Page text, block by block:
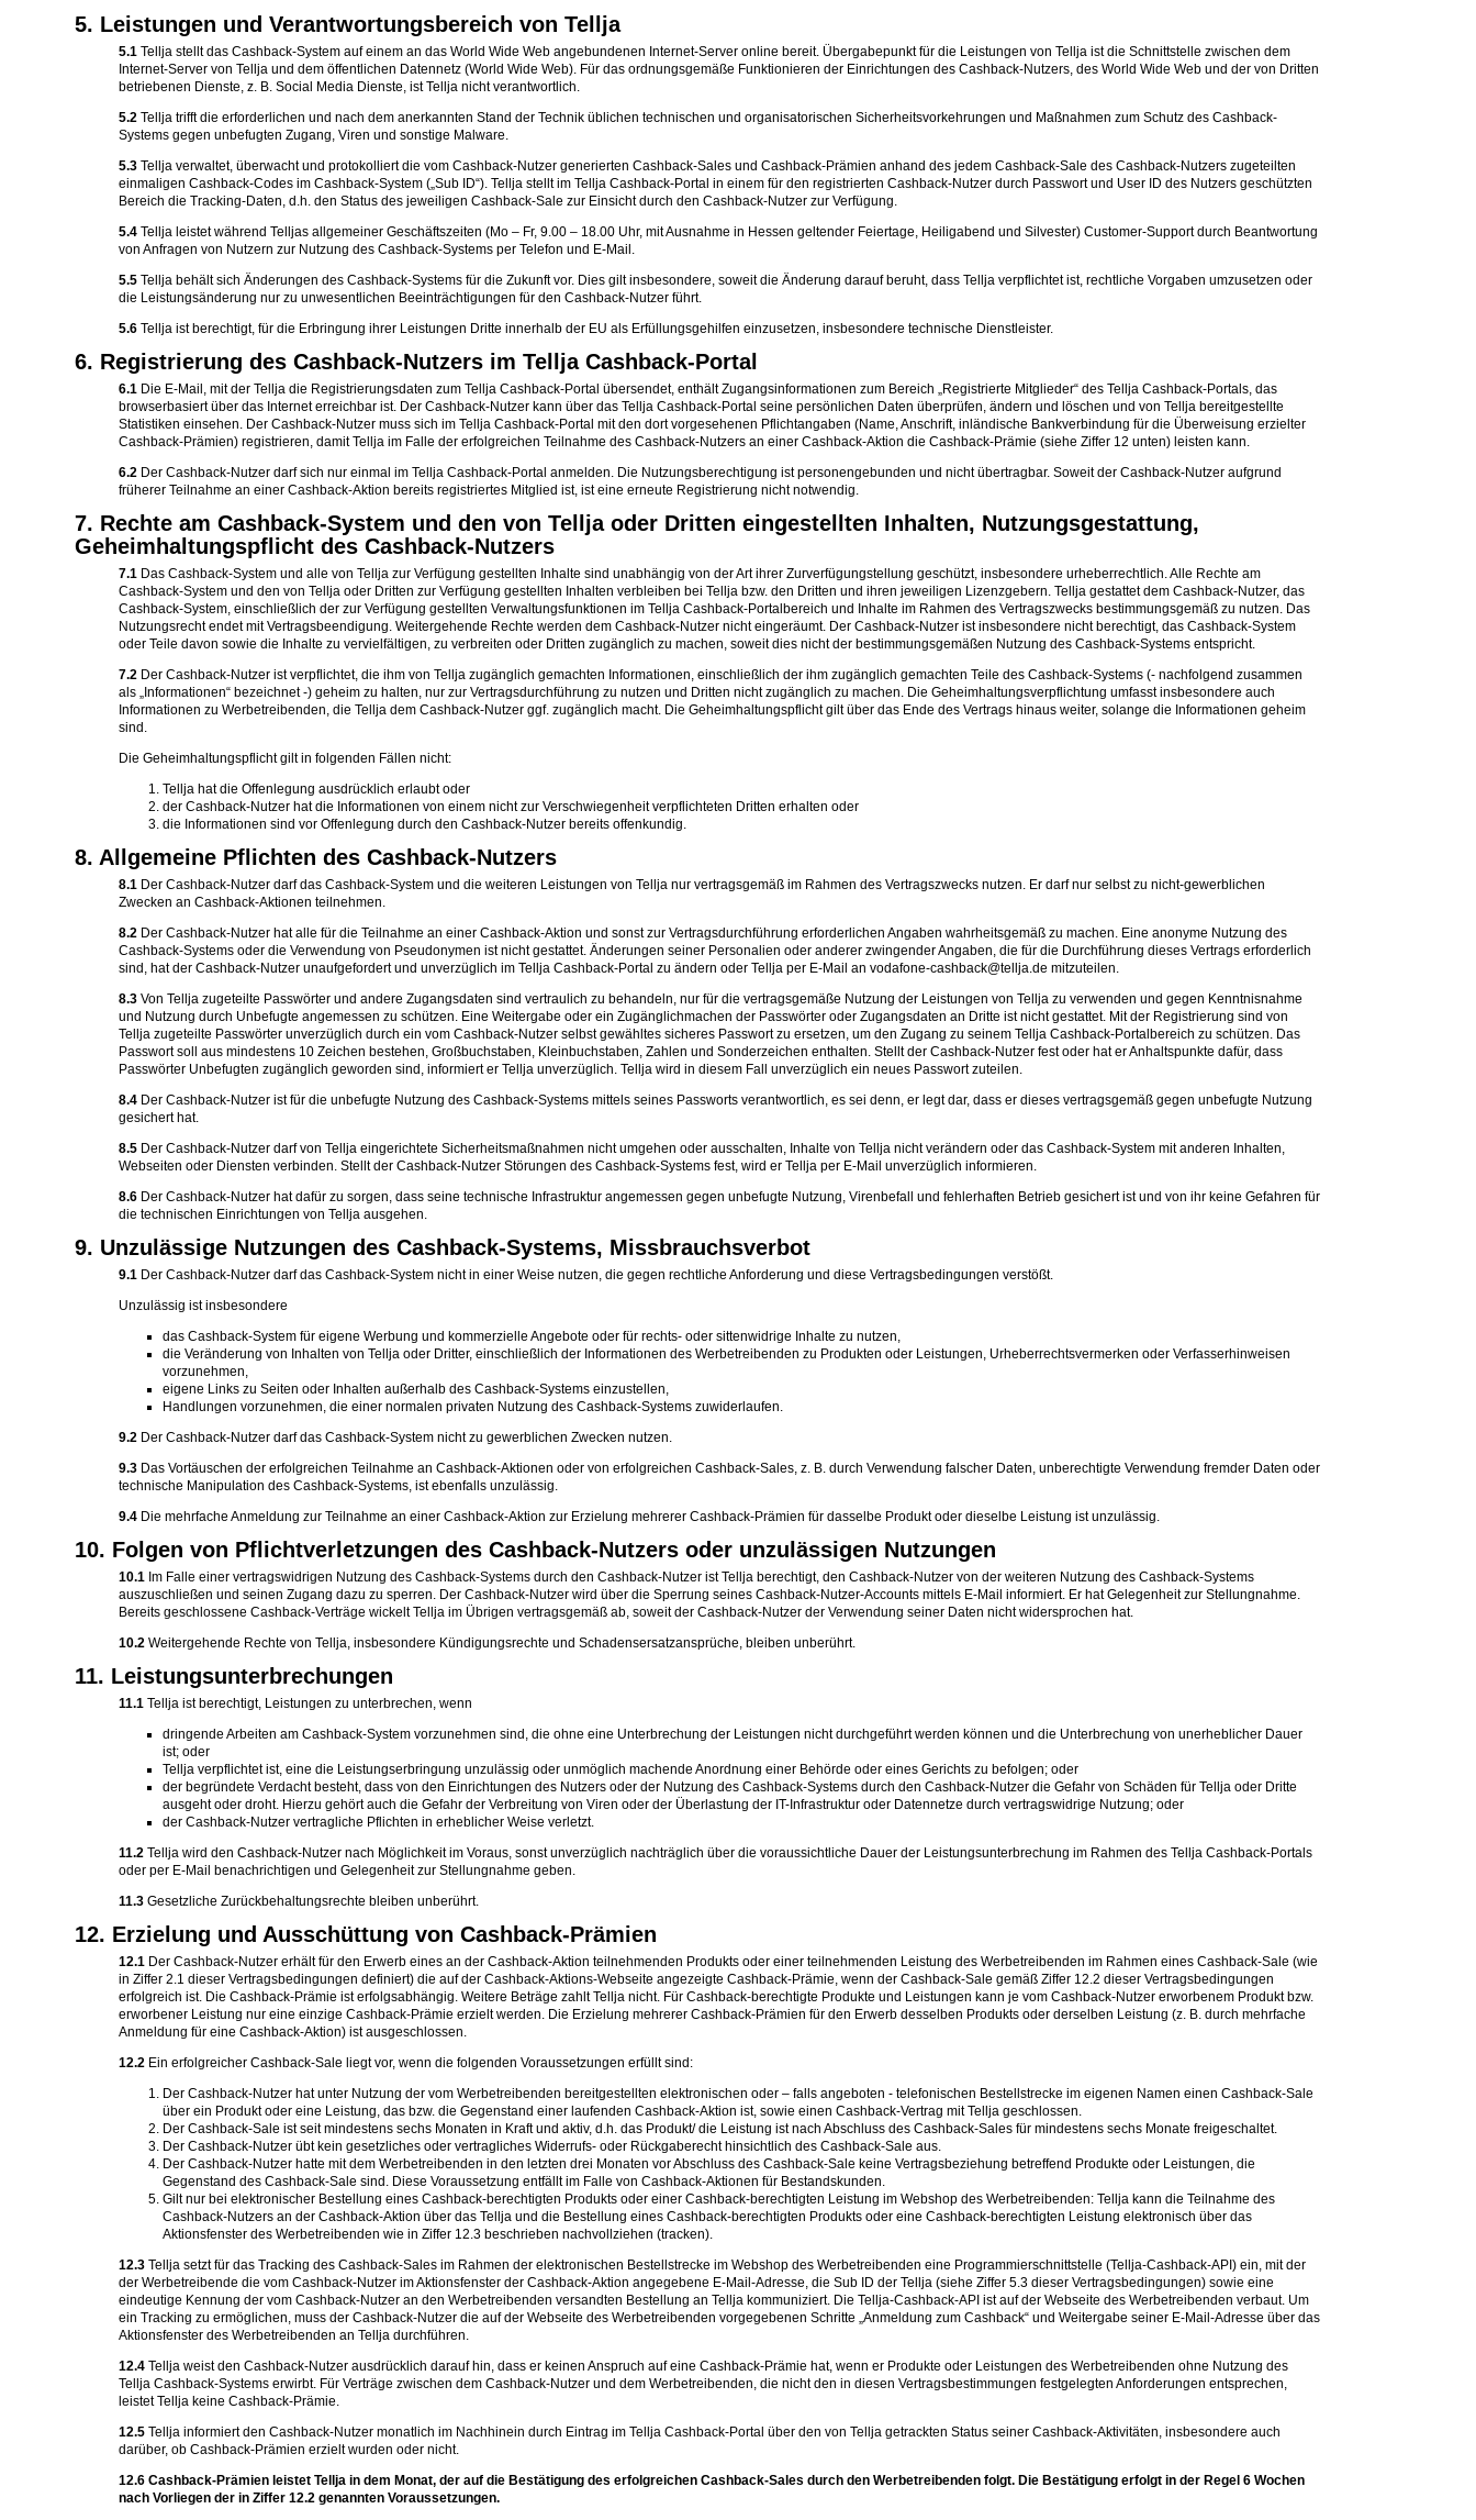
5. Leistungen und Verantwortungsbereich von Tellja
5.1 Tellja stellt das Cashback-System auf einem an das World Wide Web angebundenen Internet-Server online bereit. Übergabepunkt für die Leistungen von Tellja ist die Schnittstelle zwischen dem
Internet-Server von Tellja und dem öffentlichen Datennetz (World Wide Web). Für das ordnungsgemäße Funktionieren der Einrichtungen des Cashback-Nutzers, des World Wide Web und der von Dritten
betriebenen Dienste, z. B. Social Media Dienste, ist Tellja nicht verantwortlich.
5.2 Tellja trifft die erforderlichen und nach dem anerkannten Stand der Technik üblichen technischen und organisatorischen Sicherheitsvorkehrungen und Maßnahmen zum Schutz des Cashback-
Systems gegen unbefugten Zugang, Viren und sonstige Malware.
5.3 Tellja verwaltet, überwacht und protokolliert die vom Cashback-Nutzer generierten Cashback-Sales und Cashback-Prämien anhand des jedem Cashback-Sale des Cashback-Nutzers zugeteilten
einmaligen Cashback-Codes im Cashback-System („Sub ID“). Tellja stellt im Tellja Cashback-Portal in einem für den registrierten Cashback-Nutzer durch Passwort und User ID des Nutzers geschützten
Bereich die Tracking-Daten, d.h. den Status des jeweiligen Cashback-Sale zur Einsicht durch den Cashback-Nutzer zur Verfügung.
5.4 Tellja leistet während Telljas allgemeiner Geschäftszeiten (Mo – Fr, 9.00 – 18.00 Uhr, mit Ausnahme in Hessen geltender Feiertage, Heiligabend und Silvester) Customer-Support durch Beantwortung
von Anfragen von Nutzern zur Nutzung des Cashback-Systems per Telefon und E-Mail.
5.5 Tellja behält sich Änderungen des Cashback-Systems für die Zukunft vor. Dies gilt insbesondere, soweit die Änderung darauf beruht, dass Tellja verpflichtet ist, rechtliche Vorgaben umzusetzen oder
die Leistungsänderung nur zu unwesentlichen Beeinträchtigungen für den Cashback-Nutzer führt.
5.6 Tellja ist berechtigt, für die Erbringung ihrer Leistungen Dritte innerhalb der EU als Erfüllungsgehilfen einzusetzen, insbesondere technische Dienstleister.
6. Registrierung des Cashback-Nutzers im Tellja Cashback-Portal
6.1 Die E-Mail, mit der Tellja die Registrierungsdaten zum Tellja Cashback-Portal übersendet, enthält Zugangsinformationen zum Bereich „Registrierte Mitglieder“ des Tellja Cashback-Portals, das
browserbasiert über das Internet erreichbar ist. Der Cashback-Nutzer kann über das Tellja Cashback-Portal seine persönlichen Daten überprüfen, ändern und löschen und von Tellja bereitgestellte
Statistiken einsehen. Der Cashback-Nutzer muss sich im Tellja Cashback-Portal mit den dort vorgesehenen Pflichtangaben (Name, Anschrift, inländische Bankverbindung für die Überweisung erzielter
Cashback-Prämien) registrieren, damit Tellja im Falle der erfolgreichen Teilnahme des Cashback-Nutzers an einer Cashback-Aktion die Cashback-Prämie (siehe Ziffer 12 unten) leisten kann.
6.2 Der Cashback-Nutzer darf sich nur einmal im Tellja Cashback-Portal anmelden. Die Nutzungsberechtigung ist personengebunden und nicht übertragbar. Soweit der Cashback-Nutzer aufgrund
früherer Teilnahme an einer Cashback-Aktion bereits registriertes Mitglied ist, ist eine erneute Registrierung nicht notwendig.
7. Rechte am Cashback-System und den von Tellja oder Dritten eingestellten Inhalten, Nutzungsgestattung,
Geheimhaltungspflicht des Cashback-Nutzers
7.1 Das Cashback-System und alle von Tellja zur Verfügung gestellten Inhalte sind unabhängig von der Art ihrer Zurverfügungstellung geschützt, insbesondere urheberrechtlich. Alle Rechte am
Cashback-System und den von Tellja oder Dritten zur Verfügung gestellten Inhalten verbleiben bei Tellja bzw. den Dritten und ihren jeweiligen Lizenzgebern. Tellja gestattet dem Cashback-Nutzer, das
Cashback-System, einschließlich der zur Verfügung gestellten Verwaltungsfunktionen im Tellja Cashback-Portalbereich und Inhalte im Rahmen des Vertragszwecks bestimmungsgemäß zu nutzen. Das
Nutzungsrecht endet mit Vertragsbeendigung. Weitergehende Rechte werden dem Cashback-Nutzer nicht eingeräumt. Der Cashback-Nutzer ist insbesondere nicht berechtigt, das Cashback-System
oder Teile davon sowie die Inhalte zu vervielfältigen, zu verbreiten oder Dritten zugänglich zu machen, soweit dies nicht der bestimmungsgemäßen Nutzung des Cashback-Systems entspricht.
7.2 Der Cashback-Nutzer ist verpflichtet, die ihm von Tellja zugänglich gemachten Informationen, einschließlich der ihm zugänglich gemachten Teile des Cashback-Systems (- nachfolgend zusammen
als „Informationen“ bezeichnet -) geheim zu halten, nur zur Vertragsdurchführung zu nutzen und Dritten nicht zugänglich zu machen. Die Geheimhaltungsverpflichtung umfasst insbesondere auch
Informationen zu Werbetreibenden, die Tellja dem Cashback-Nutzer ggf. zugänglich macht. Die Geheimhaltungspflicht gilt über das Ende des Vertrags hinaus weiter, solange die Informationen geheim
sind.
Die Geheimhaltungspflicht gilt in folgenden Fällen nicht:
Tellja hat die Offenlegung ausdrücklich erlaubt oder
der Cashback-Nutzer hat die Informationen von einem nicht zur Verschwiegenheit verpflichteten Dritten erhalten oder
die Informationen sind vor Offenlegung durch den Cashback-Nutzer bereits offenkundig.
8. Allgemeine Pflichten des Cashback-Nutzers
8.1 Der Cashback-Nutzer darf das Cashback-System und die weiteren Leistungen von Tellja nur vertragsgemäß im Rahmen des Vertragszwecks nutzen. Er darf nur selbst zu nicht-gewerblichen
Zwecken an Cashback-Aktionen teilnehmen.
8.2 Der Cashback-Nutzer hat alle für die Teilnahme an einer Cashback-Aktion und sonst zur Vertragsdurchführung erforderlichen Angaben wahrheitsgemäß zu machen. Eine anonyme Nutzung des
Cashback-Systems oder die Verwendung von Pseudonymen ist nicht gestattet. Änderungen seiner Personalien oder anderer zwingender Angaben, die für die Durchführung dieses Vertrags erforderlich
sind, hat der Cashback-Nutzer unaufgefordert und unverzüglich im Tellja Cashback-Portal zu ändern oder Tellja per E-Mail an vodafone-cashback@tellja.de mitzuteilen.
8.3 Von Tellja zugeteilte Passwörter und andere Zugangsdaten sind vertraulich zu behandeln, nur für die vertragsgemäße Nutzung der Leistungen von Tellja zu verwenden und gegen Kenntnisnahme
und Nutzung durch Unbefugte angemessen zu schützen. Eine Weitergabe oder ein Zugänglichmachen der Passwörter oder Zugangsdaten an Dritte ist nicht gestattet. Mit der Registrierung sind von
Tellja zugeteilte Passwörter unverzüglich durch ein vom Cashback-Nutzer selbst gewähltes sicheres Passwort zu ersetzen, um den Zugang zu seinem Tellja Cashback-Portalbereich zu schützen. Das
Passwort soll aus mindestens 10 Zeichen bestehen, Großbuchstaben, Kleinbuchstaben, Zahlen und Sonderzeichen enthalten. Stellt der Cashback-Nutzer fest oder hat er Anhaltspunkte dafür, dass
Passwörter Unbefugten zugänglich geworden sind, informiert er Tellja unverzüglich. Tellja wird in diesem Fall unverzüglich ein neues Passwort zuteilen.
8.4 Der Cashback-Nutzer ist für die unbefugte Nutzung des Cashback-Systems mittels seines Passworts verantwortlich, es sei denn, er legt dar, dass er dieses vertragsgemäß gegen unbefugte Nutzung
gesichert hat.
8.5 Der Cashback-Nutzer darf von Tellja eingerichtete Sicherheitsmaßnahmen nicht umgehen oder ausschalten, Inhalte von Tellja nicht verändern oder das Cashback-System mit anderen Inhalten,
Webseiten oder Diensten verbinden. Stellt der Cashback-Nutzer Störungen des Cashback-Systems fest, wird er Tellja per E-Mail unverzüglich informieren.
8.6 Der Cashback-Nutzer hat dafür zu sorgen, dass seine technische Infrastruktur angemessen gegen unbefugte Nutzung, Virenbefall und fehlerhaften Betrieb gesichert ist und von ihr keine Gefahren für
die technischen Einrichtungen von Tellja ausgehen.
9. Unzulässige Nutzungen des Cashback-Systems, Missbrauchsverbot
9.1 Der Cashback-Nutzer darf das Cashback-System nicht in einer Weise nutzen, die gegen rechtliche Anforderung und diese Vertragsbedingungen verstößt.
Unzulässig ist insbesondere
das Cashback-System für eigene Werbung und kommerzielle Angebote oder für rechts- oder sittenwidrige Inhalte zu nutzen,
die Veränderung von Inhalten von Tellja oder Dritter, einschließlich der Informationen des Werbetreibenden zu Produkten oder Leistungen, Urheberrechtsvermerken oder Verfasserhinweisen
vorzunehmen,
eigene Links zu Seiten oder Inhalten außerhalb des Cashback-Systems einzustellen,
Handlungen vorzunehmen, die einer normalen privaten Nutzung des Cashback-Systems zuwiderlaufen.
9.2 Der Cashback-Nutzer darf das Cashback-System nicht zu gewerblichen Zwecken nutzen.
9.3 Das Vortäuschen der erfolgreichen Teilnahme an Cashback-Aktionen oder von erfolgreichen Cashback-Sales, z. B. durch Verwendung falscher Daten, unberechtigte Verwendung fremder Daten oder
technische Manipulation des Cashback-Systems, ist ebenfalls unzulässig.
9.4 Die mehrfache Anmeldung zur Teilnahme an einer Cashback-Aktion zur Erzielung mehrerer Cashback-Prämien für dasselbe Produkt oder dieselbe Leistung ist unzulässig.
10. Folgen von Pflichtverletzungen des Cashback-Nutzers oder unzulässigen Nutzungen
10.1 Im Falle einer vertragswidrigen Nutzung des Cashback-Systems durch den Cashback-Nutzer ist Tellja berechtigt, den Cashback-Nutzer von der weiteren Nutzung des Cashback-Systems
auszuschließen und seinen Zugang dazu zu sperren. Der Cashback-Nutzer wird über die Sperrung seines Cashback-Nutzer-Accounts mittels E-Mail informiert. Er hat Gelegenheit zur Stellungnahme.
Bereits geschlossene Cashback-Verträge wickelt Tellja im Übrigen vertragsgemäß ab, soweit der Cashback-Nutzer der Verwendung seiner Daten nicht widersprochen hat.
10.2 Weitergehende Rechte von Tellja, insbesondere Kündigungsrechte und Schadensersatzansprüche, bleiben unberührt.
11. Leistungsunterbrechungen
11.1 Tellja ist berechtigt, Leistungen zu unterbrechen, wenn
dringende Arbeiten am Cashback-System vorzunehmen sind, die ohne eine Unterbrechung der Leistungen nicht durchgeführt werden können und die Unterbrechung von unerheblicher Dauer
ist; oder
Tellja verpflichtet ist, eine die Leistungserbringung unzulässig oder unmöglich machende Anordnung einer Behörde oder eines Gerichts zu befolgen; oder
der begründete Verdacht besteht, dass von den Einrichtungen des Nutzers oder der Nutzung des Cashback-Systems durch den Cashback-Nutzer die Gefahr von Schäden für Tellja oder Dritte
ausgeht oder droht. Hierzu gehört auch die Gefahr der Verbreitung von Viren oder der Überlastung der IT-Infrastruktur oder Datennetze durch vertragswidrige Nutzung; oder
der Cashback-Nutzer vertragliche Pflichten in erheblicher Weise verletzt.
11.2 Tellja wird den Cashback-Nutzer nach Möglichkeit im Voraus, sonst unverzüglich nachträglich über die voraussichtliche Dauer der Leistungsunterbrechung im Rahmen des Tellja Cashback-Portals
oder per E-Mail benachrichtigen und Gelegenheit zur Stellungnahme geben.
11.3 Gesetzliche Zurückbehaltungsrechte bleiben unberührt.
12. Erzielung und Ausschüttung von Cashback-Prämien
12.1 Der Cashback-Nutzer erhält für den Erwerb eines an der Cashback-Aktion teilnehmenden Produkts oder einer teilnehmenden Leistung des Werbetreibenden im Rahmen eines Cashback-Sale (wie
in Ziffer 2.1 dieser Vertragsbedingungen definiert) die auf der Cashback-Aktions-Webseite angezeigte Cashback-Prämie, wenn der Cashback-Sale gemäß Ziffer 12.2 dieser Vertragsbedingungen
erfolgreich ist. Die Cashback-Prämie ist erfolgsabhängig. Weitere Beträge zahlt Tellja nicht. Für Cashback-berechtigte Produkte und Leistungen kann je vom Cashback-Nutzer erworbenem Produkt bzw.
erworbener Leistung nur eine einzige Cashback-Prämie erzielt werden. Die Erzielung mehrerer Cashback-Prämien für den Erwerb desselben Produkts oder derselben Leistung (z. B. durch mehrfache
Anmeldung für eine Cashback-Aktion) ist ausgeschlossen.
12.2 Ein erfolgreicher Cashback-Sale liegt vor, wenn die folgenden Voraussetzungen erfüllt sind:
Der Cashback-Nutzer hat unter Nutzung der vom Werbetreibenden bereitgestellten elektronischen oder – falls angeboten - telefonischen Bestellstrecke im eigenen Namen einen Cashback-Sale
über ein Produkt oder eine Leistung, das bzw. die Gegenstand einer laufenden Cashback-Aktion ist, sowie einen Cashback-Vertrag mit Tellja geschlossen.
Der Cashback-Sale ist seit mindestens sechs Monaten in Kraft und aktiv, d.h. das Produkt/ die Leistung ist nach Abschluss des Cashback-Sales für mindestens sechs Monate freigeschaltet.
Der Cashback-Nutzer übt kein gesetzliches oder vertragliches Widerrufs- oder Rückgaberecht hinsichtlich des Cashback-Sale aus.
Der Cashback-Nutzer hatte mit dem Werbetreibenden in den letzten drei Monaten vor Abschluss des Cashback-Sale keine Vertragsbeziehung betreffend Produkte oder Leistungen, die
Gegenstand des Cashback-Sale sind. Diese Voraussetzung entfällt im Falle von Cashback-Aktionen für Bestandskunden.
Gilt nur bei elektronischer Bestellung eines Cashback-berechtigten Produkts oder einer Cashback-berechtigten Leistung im Webshop des Werbetreibenden: Tellja kann die Teilnahme des
Cashback-Nutzers an der Cashback-Aktion über das Tellja und die Bestellung eines Cashback-berechtigten Produkts oder eine Cashback-berechtigten Leistung elektronisch über das
Aktionsfenster des Werbetreibenden wie in Ziffer 12.3 beschrieben nachvollziehen (tracken).
12.3 Tellja setzt für das Tracking des Cashback-Sales im Rahmen der elektronischen Bestellstrecke im Webshop des Werbetreibenden eine Programmierschnittstelle (Tellja-Cashback-API) ein, mit der
der Werbetreibende die vom Cashback-Nutzer im Aktionsfenster der Cashback-Aktion angegebene E-Mail-Adresse, die Sub ID der Tellja (siehe Ziffer 5.3 dieser Vertragsbedingungen) sowie eine
eindeutige Kennung der vom Cashback-Nutzer an den Werbetreibenden versandten Bestellung an Tellja kommuniziert. Die Tellja-Cashback-API ist auf der Webseite des Werbetreibenden verbaut. Um
ein Tracking zu ermöglichen, muss der Cashback-Nutzer die auf der Webseite des Werbetreibenden vorgegebenen Schritte „Anmeldung zum Cashback“ und Weitergabe seiner E-Mail-Adresse über das
Aktionsfenster des Werbetreibenden an Tellja durchführen.
12.4 Tellja weist den Cashback-Nutzer ausdrücklich darauf hin, dass er keinen Anspruch auf eine Cashback-Prämie hat, wenn er Produkte oder Leistungen des Werbetreibenden ohne Nutzung des
Tellja Cashback-Systems erwirbt. Für Verträge zwischen dem Cashback-Nutzer und dem Werbetreibenden, die nicht den in diesen Vertragsbestimmungen festgelegten Anforderungen entsprechen,
leistet Tellja keine Cashback-Prämie.
12.5 Tellja informiert den Cashback-Nutzer monatlich im Nachhinein durch Eintrag im Tellja Cashback-Portal über den von Tellja getrackten Status seiner Cashback-Aktivitäten, insbesondere auch
darüber, ob Cashback-Prämien erzielt wurden oder nicht.
12.6 Cashback-Prämien leistet Tellja in dem Monat, der auf die Bestätigung des erfolgreichen Cashback-Sales durch den Werbetreibenden folgt. Die Bestätigung erfolgt in der Regel 6 Wochen
nach Vorliegen der in Ziffer 12.2 genannten Voraussetzungen.